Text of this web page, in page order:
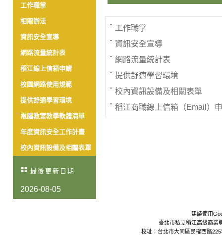
工作職掌
相關辦法
資訊安全宣導
網路流量統計表
稻江線上信箱申請
校園網路使用規範
提供舒適學習環境
電腦教室教學軟體清單
年度資訊安全工作計畫
校內資訊設備及相關表單
最後更新日期
2026-08-05
工作職掌
資訊安全宣導
網路流量統計表
提供舒適學習環境
校內資訊設備及相關表單
稻江商職線上信箱（Email）
建議使用
臺北市私立稻江高級商業
校址：台北市大同區民權西路